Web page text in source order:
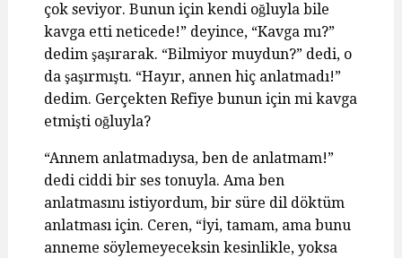
çok seviyor. Bunun için kendi oğluyla bile
kavga etti neticede!” deyince, “Kavga mı?”
dedim şaşırarak. “Bilmiyor muydun?” dedi, o
da şaşırmıştı. “Hayır, annen hiç anlatmadı!”
dedim. Gerçekten Refiye bunun için mi kavga
etmişti oğluyla?
“Annem anlatmadıysa, ben de anlatmam!”
dedi ciddi bir ses tonuyla. Ama ben
anlatmasını istiyordum, bir süre dil döktüm
anlatması için. Ceren, “İyi, tamam, ama bunu
anneme söylemeyeceksin kesinlikle, yoksa